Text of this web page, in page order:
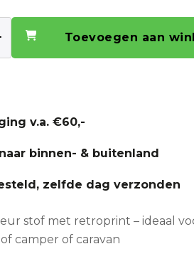
Toevoegen aan
v.a. €60,-
binnen- & buitenland
zelfde dag verzonden
stof met retroprint – ideaal
camper of caravan